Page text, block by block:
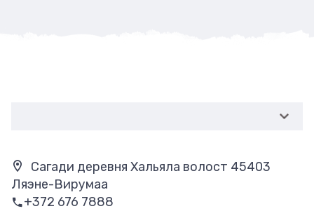
Сагади деревня Хальяла волост 45403
Ляэне-Вирумаа
+372 676 7888